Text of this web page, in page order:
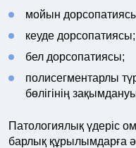
мойын
кеуде дорсопатиясы;
бел дорсопатиясы;
полисегментарлы
бөлігінің
Патологиялық үдеріс
барлық құрылымдарға